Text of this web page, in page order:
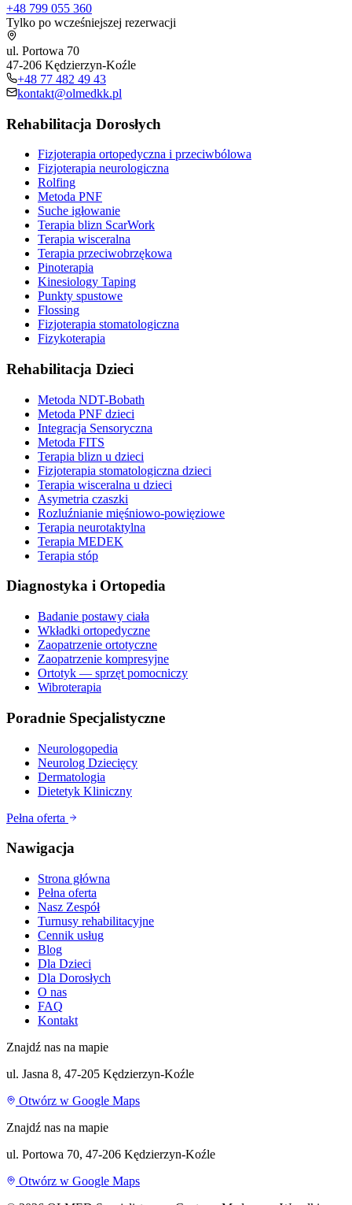
+48 799 055 360
Tylko po wcześniejszej rezerwacji
ul. Portowa 70
47-206 Kędzierzyn-Koźle
+48 77 482 49 43
kontakt@olmedkk.pl
Rehabilitacja Dorosłych
Fizjoterapia ortopedyczna i przeciwbólowa
Fizjoterapia neurologiczna
Rolfing
Metoda PNF
Suche igłowanie
Terapia blizn ScarWork
Terapia wisceralna
Terapia przeciwobrzękowa
Pinoterapia
Kinesiology Taping
Punkty spustowe
Flossing
Fizjoterapia stomatologiczna
Fizykoterapia
Rehabilitacja Dzieci
Metoda NDT-Bobath
Metoda PNF dzieci
Integracja Sensoryczna
Metoda FITS
Terapia blizn u dzieci
Fizjoterapia stomatologiczna dzieci
Terapia wisceralna u dzieci
Asymetria czaszki
Rozluźnianie mięśniowo-powięziowe
Terapia neurotaktylna
Terapia MEDEK
Terapia stóp
Diagnostyka i Ortopedia
Badanie postawy ciała
Wkładki ortopedyczne
Zaopatrzenie ortotyczne
Zaopatrzenie kompresyjne
Ortotyk — sprzęt pomocniczy
Wibroterapia
Poradnie Specjalistyczne
Neurologopedia
Neurolog Dziecięcy
Dermatologia
Dietetyk Kliniczny
Pełna oferta
Nawigacja
Strona główna
Pełna oferta
Nasz Zespół
Turnusy rehabilitacyjne
Cennik usług
Blog
Dla Dzieci
Dla Dorosłych
O nas
FAQ
Kontakt
Znajdź nas na mapie
ul. Jasna 8, 47-205 Kędzierzyn-Koźle
Otwórz w Google Maps
Znajdź nas na mapie
ul. Portowa 70, 47-206 Kędzierzyn-Koźle
Otwórz w Google Maps